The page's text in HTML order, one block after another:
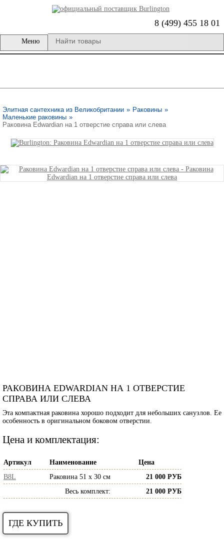
8 (499) 455 18 01
Меню
Элитная сантехника из Великобритании » Раковины »
Маленькие раковины »
Раковина Edwardian на 1 отверстие справа или слева
РАКОВИНА EDWARDIAN НА 1 ОТВЕРСТИЕ
СПРАВА ИЛИ СЛЕВА
Эта компактная раковина хорошо подходит для небольших санузлов. Ее
особенность в оригинальном боковом отверстии.
Цена и комплектация:
Артикул Наименование
Цена
B8L
Раковина 51 х 30 см
21 000 РУБ
Весь комплект: 21 000 РУБ
ГДЕ КУПИТЬ